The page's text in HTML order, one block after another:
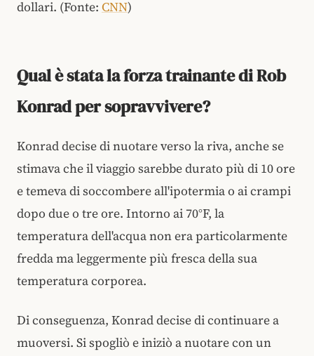
dollari. (Fonte: CNN)
Qual è stata la forza trainante di Rob
Konrad per sopravvivere?
Konrad decise di nuotare verso la riva, anche se
stimava che il viaggio sarebbe durato più di 10 ore
e temeva di soccombere all'ipotermia o ai crampi
dopo due o tre ore. Intorno ai 70°F, la
temperatura dell'acqua non era particolarmente
fredda ma leggermente più fresca della sua
temperatura corporea.
Di conseguenza, Konrad decise di continuare a
muoversi. Si spogliò e iniziò a nuotare con un